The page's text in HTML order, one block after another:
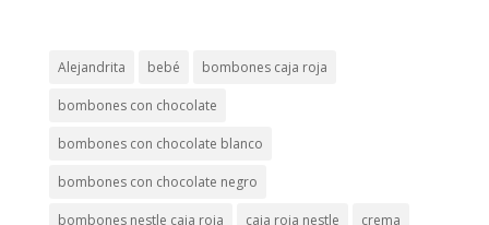
Alejandrita bebé bombones caja roja
bombones con chocolate
bombones con chocolate blanco
bombones con chocolate negro
bombones nestle caja roja caja roja nestle crema